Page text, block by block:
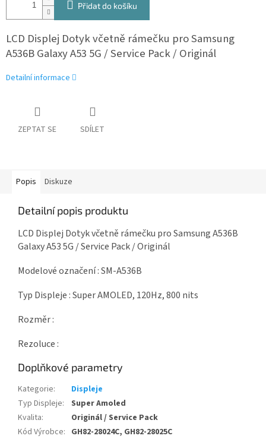
Přidat do košíku
LCD Displej Dotyk včetně rámečku pro Samsung
A536B Galaxy A53 5G / Service Pack / Originál
Detailní informace
ZEPTAT SE SDÍLET
Popis Diskuze
Detailní popis produktu
LCD Displej Dotyk včetně rámečku pro Samsung A536B
Galaxy A53 5G / Service Pack / Originál
Modelové označení : SM-A536B
Typ Displeje : Super AMOLED, 120Hz, 800 nits
Rozměr :
Rezoluce :
Doplňkové parametry
Kategorie:
Displeje
Typ Displeje:
Super Amoled
Kvalita:
Originál / Service Pack
Kód Výrobce: GH82-28024C, GH82-28025C